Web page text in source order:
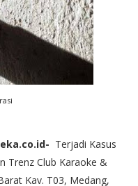
Terjadi Kasus
Trenz Club Karaoke &
Kav. T03, Medang,